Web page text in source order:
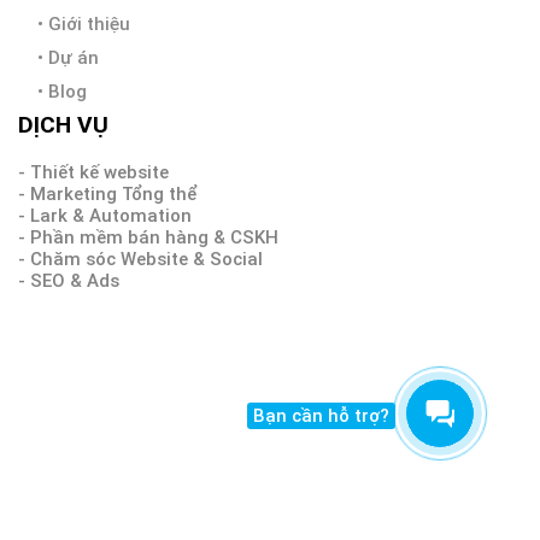
• Giới thiệu
• Dự án
• Blog
DỊCH VỤ
- Thiết kế website
- Marketing Tổng thể
- Lark & Automation
- Phần mềm bán hàng & CSKH
- Chăm sóc Website & Social
- SEO & Ads
Bạn cần hỗ trợ?